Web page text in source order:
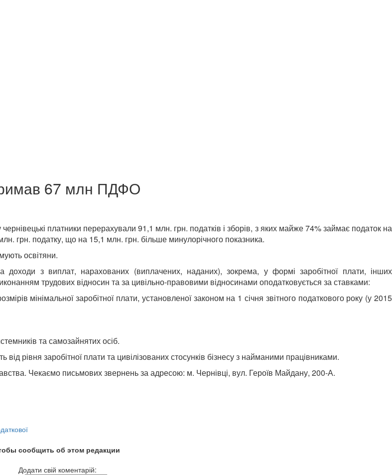
67 млн ПДФО
платники перерахували 91,1 млн. грн. податків і зборів, з яких майже 74% займає податок на
грн. податку, що на 15,1 млн. грн. більше минулорічного показника.
освітяни.
з виплат, нарахованих (виплачених, наданих), зокрема, у формі заробітної плати, інших
трудових відносин та за цивільно-правовими відносинами оподатковується за ставками:
мінімальної заробітної плати, установленої законом на 1 січня звітного податкового року (у 2015
та самозайнятих осіб.
рівня заробітної плати та цивілізованих стосунків бізнесу з найманими працівниками.
Чекаємо письмових звернень за адресою: м. Чернівці, вул. Героїв Майдану, 200-А.
сообщить об этом редакции
Додати свій коментарій: